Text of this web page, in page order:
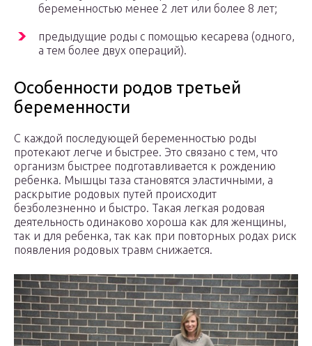
беременностью менее 2 лет или более 8 лет;
предыдущие роды с помощью кесарева (одного,
а тем более двух операций).
Особенности родов третьей
беременности
С каждой последующей беременностью роды
протекают легче и быстрее. Это связано с тем, что
организм быстрее подготавливается к рождению
ребенка. Мышцы таза становятся эластичными, а
раскрытие родовых путей происходит
безболезненно и быстро. Такая легкая родовая
деятельность одинаково хороша как для женщины,
так и для ребенка, так как при повторных родах риск
появления родовых травм снижается.